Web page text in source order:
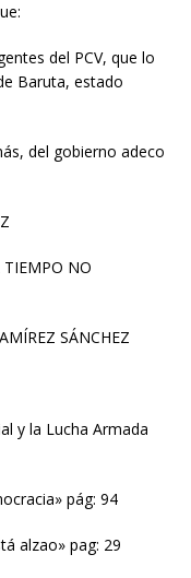
del PCV, que lo
Baruta, estado
del gobierno adeco
TIEMPO NO
SÁNCHEZ
y la Lucha Armada
pág: 94
alzao» pag: 29